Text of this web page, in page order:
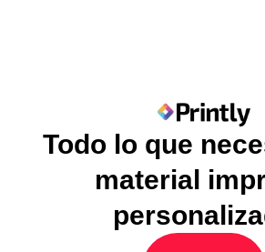
Todo lo que
material